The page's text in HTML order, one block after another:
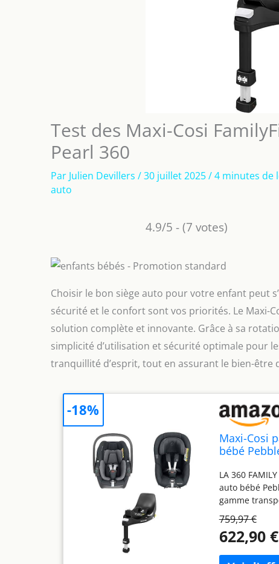
Test des Maxi-Cosi
Pearl 360
Par Julien Devillers /30 juillet 2025/4 minutes de
auto
4.9/5 - (7 votes)
Choisir le bon siège auto pour votre enfant peut
sécurité et le confort sont vos priorités. Le Maxi-
solution complète et innovante. Grâce à sa
simplicité d’utilisation et sécurité optimale pour
tranquillité d’esprit, tout en assurant le bien-
Maxi-Cosi
bébé
105 cm,
LA 360
auto bébé
gamme
Size la plus
dos à la route
759,97 €
622,90 €
-18%